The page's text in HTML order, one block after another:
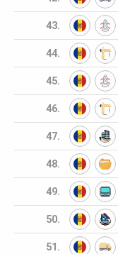
43.
44.
45.
46.
47.
48.
49.
50.
51.